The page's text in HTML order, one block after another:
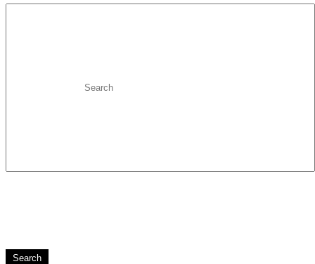
Search